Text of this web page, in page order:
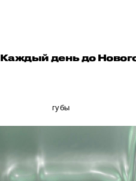
Каждый день до
губы